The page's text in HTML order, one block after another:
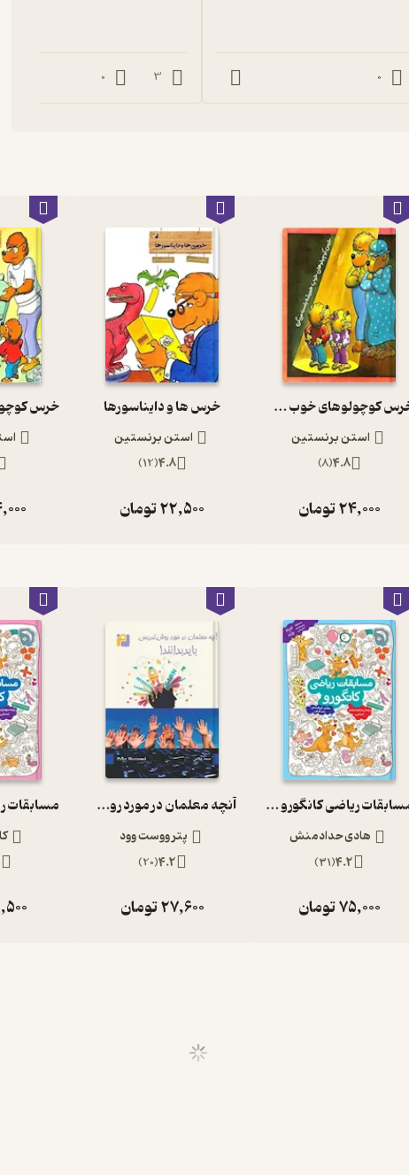
0
3
0
خرس کوچولوهای خوب همیشه راست می گن
استن برنستین
4.8
(
8
)
24,000تومان
خرس ها و دایناسورها
استن برنستین
4.8
(
12
)
22,500تومان
مسابقات ریاضی کانگورو پایه پنجم و ششم ابتدایی
هادی حدادمنش
4.2
(
31
)
75,000تومان
آنچه معلمان در مورد روش تدریس باید بدانند
پتر ووست وود
4.2
(
20
)
27,600تومان